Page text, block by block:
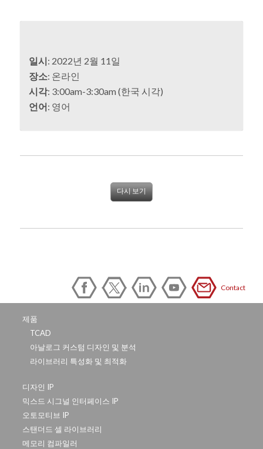
일시: 2022년 2월 11일
장소: 온라인
시각: 3:00am-3:30am (한국 시각)
언어: 영어
다시 보기
Contact
제품
TCAD
아날로그 커스텀 디자인 및 분석
라이브러리 특성화 및 최적화
디자인 IP
믹스드 시그널 인터페이스 IP
오토모티브 IP
스탠더드 셀 라이브러리
메모리 컴파일러